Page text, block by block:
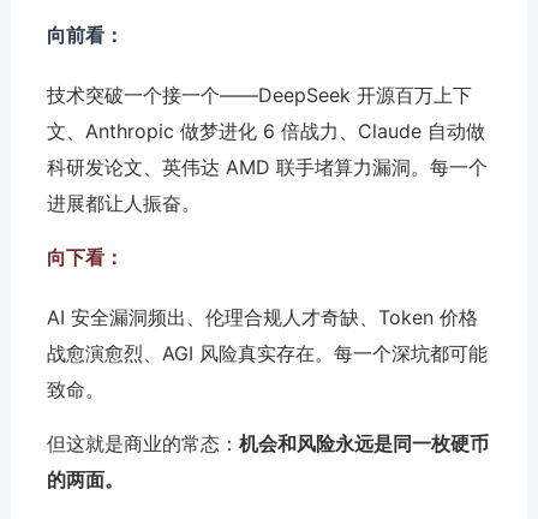
向前看：
技术突破一个接一个——DeepSeek 开源百万上下
文、Anthropic 做梦进化 6 倍战力、Claude 自动做
科研发论文、英伟达 AMD 联手堵算力漏洞。每一个
进展都让人振奋。
向下看：
AI 安全漏洞频出、伦理合规人才奇缺、Token 价格
战愈演愈烈、AGI 风险真实存在。每一个深坑都可能
致命。
但这就是商业的常态： 机会和风险永远是同一枚硬币
的两面。